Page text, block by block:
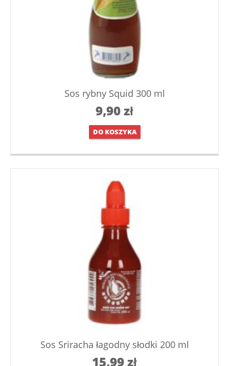
Sos rybny Squid 300 ml
9,90zł
DO KOSZYKA
Sos Sriracha łagodny słodki 200 ml
15,99zł